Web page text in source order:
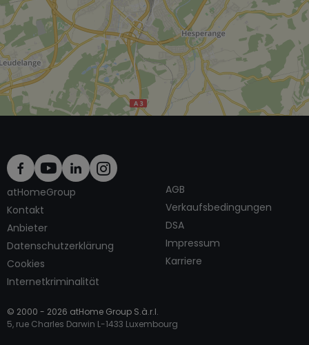
atHomeGroup
Kontakt
Anbieter
Datenschutzerklärung
Cookies
Internetkriminalität
AGB
Verkaufsbedingungen
DSA
Impressum
Karriere
© 2000 - 2026 atHome Group S.à.r.l.
5, rue Charles Darwin L-1433 Luxembourg